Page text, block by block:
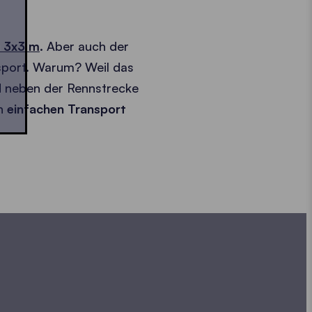
3x3 m. Aber auch der
Warum? Weil das
der Rennstrecke
einfachen Transport